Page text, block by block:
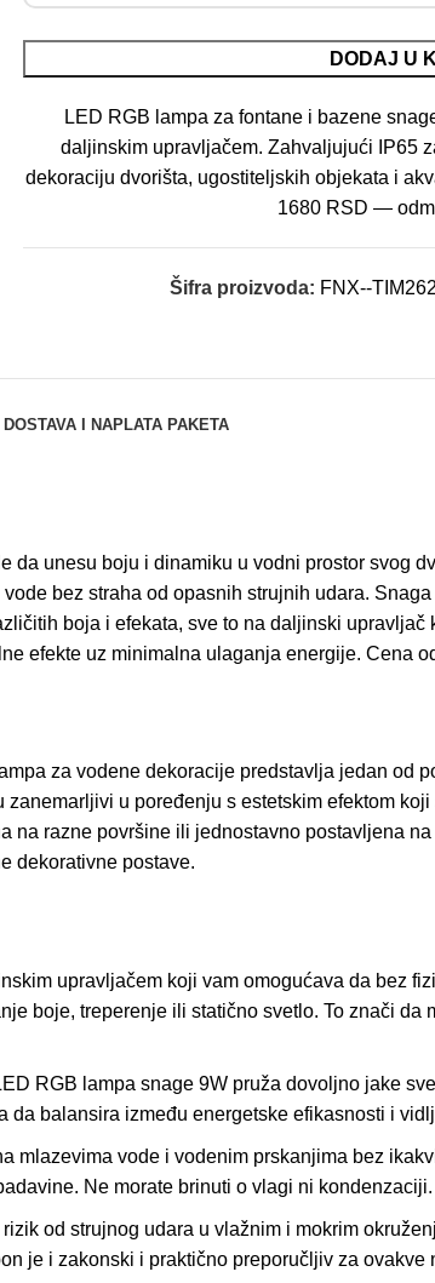
DODAJ U
LED RGB lampa za fontane i bazene
daljinskim upravljačem. Zahvaljujući IP65
dekoraciju dvorišta, ugostiteljskih objekata i
1680 RSD —
Šifra proizvoda: FNX--
DOSTAVA I NAPLATA PAKETA
unesu boju i dinamiku u vodni prostor svog
bez straha od opasnih strujnih udara.
boja i efekata, sve to na daljinski
efekte uz minimalna ulaganja energije. Cena
za vodene dekoracije predstavlja jedan od
u poređenju s estetskim efektom
razne površine ili jednostavno postavljena
dekorativne postave.
upravljačem koji vam omogućava da bez
boje, treperenje ili statično svetlo. To znači da
RGB lampa snage 9W pruža dovoljno jake
balansira između energetske efikasnosti i
mlazevima vode i vodenim prskanjima bez
Ne morate brinuti o vlagi ni kondenzaciji.
od strujnog udara u vlažnim i mokrim
je i zakonski i praktično preporučljiv za ovakve